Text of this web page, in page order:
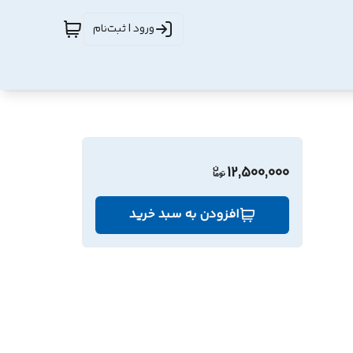
ورود | ثبت‌نام
12,500,000
افزودن به سبد خرید